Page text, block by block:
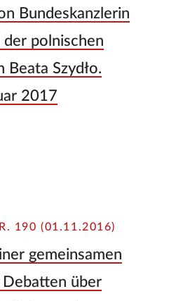
Bundeskanzlerin
polnischen
Szydło.
2017
190 (01.11.2016)
gemeinsamen
Debatten über